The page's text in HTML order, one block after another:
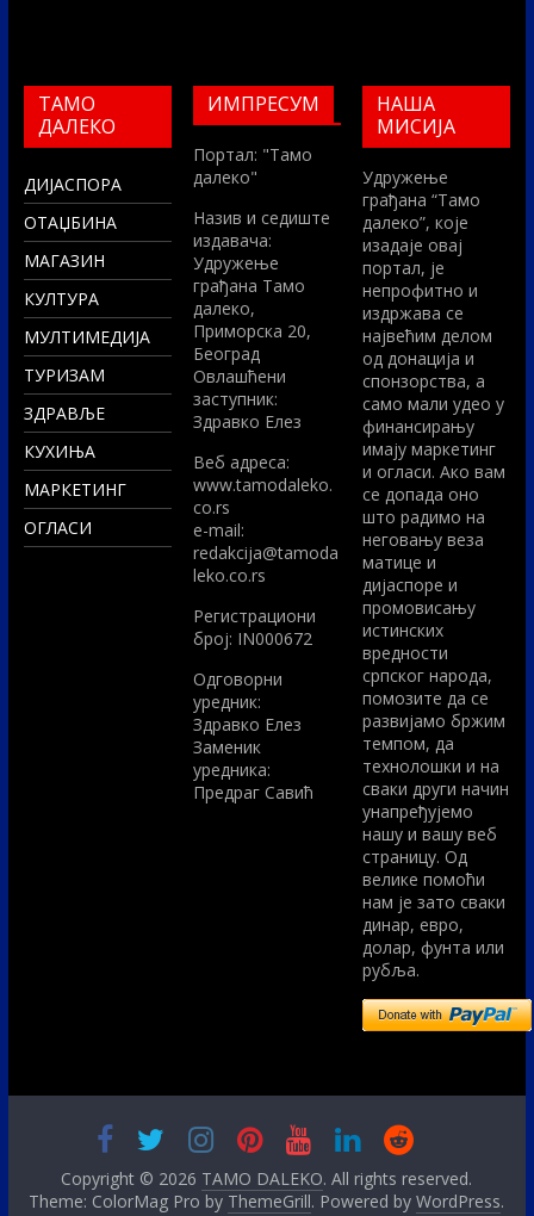
ТАМО
ДАЛЕКО
ДИЈАСПОРА
ОТАЏБИНА
МАГАЗИН
КУЛТУРА
МУЛТИМЕДИЈА
ТУРИЗАМ
ЗДРАВЉЕ
КУХИЊА
МАРКЕТИНГ
ОГЛАСИ
ИМПРЕСУМ
Портал: "Тамо
далеко"
Назив и седиште
издавача:
Удружење
грађана Тамо
далеко,
Приморска 20,
Београд
Овлашћени
заступник:
Здравко Елез
Вeб адреса:
www.tamodaleko.
co.rs
e-mail:
redakcija@tamoda
leko.co.rs
Регистрациони
број: IN000672
Одговорни
уредник:
Здравко Елез
Заменик
уредника:
Предраг Савић
НАША
МИСИЈА
Удружење
грађана “Тамо
далеко”, које
изадаје овај
портал, је
непрофитно и
издржава се
највећим делом
од донација и
спонзорства, а
само мали удео у
финансирању
имају маркетинг
и огласи. Ако вам
се допада оно
што радимо на
неговању веза
матице и
дијаспоре и
промовисању
истинских
вредности
српског народа,
помозите да се
развијамо бржим
темпом, да
технолошки и на
сваки други начин
унапређујемо
нашу и вашу веб
страницу. Од
велике помоћи
нам је зато сваки
динар, евро,
долар, фунта или
рубља.
Copyright © 2026 TAMO DALEKO. All rights reserved.
Theme: ColorMag Pro by ThemeGrill. Powered byWordPress.